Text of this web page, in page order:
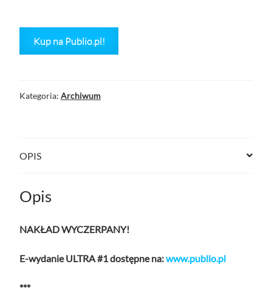
Kup na Publio.pl!
Kategoria: Archiwum
OPIS
Opis
NAKŁAD WYCZERPANY!
E-wydanie ULTRA #1 dostępne na:www.publio.pl
***